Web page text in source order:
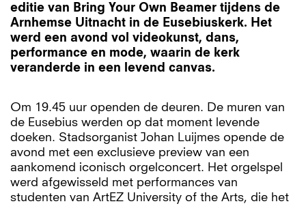
editie van Bring Your Own Beamer tijdens de
Arnhemse Uitnacht in de Eusebiuskerk. Het
werd een avond vol videokunst, dans,
performance en mode, waarin de kerk
veranderde in een levend canvas.
Om 19.45 uur openden de deuren. De muren van
de Eusebius werden op dat moment levende
doeken. Stadsorganist Johan Luijmes opende de
avond met een exclusieve preview van een
aankomend iconisch orgelconcert. Het orgelspel
werd afgewisseld met performances van
studenten van ArtEZ University of the Arts, die het